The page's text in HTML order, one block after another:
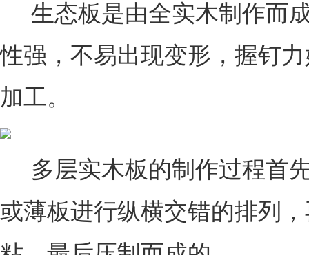
生态板是由全实木制作而
性强，不易出现变形，握钉
加工。
多层实木板的制作过程首
或薄板进行纵横交错的排列